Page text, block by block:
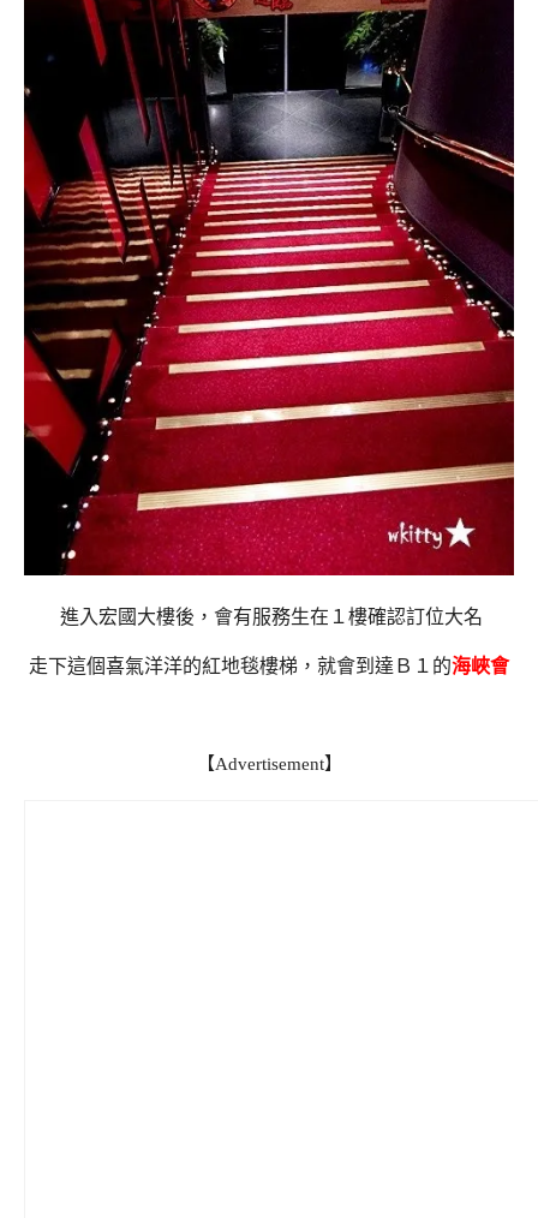
進入宏國大樓後，會有服務生在１樓確認訂位大名
走下這個喜氣洋洋的紅地毯樓梯，就會到達Ｂ１的海峽會
【Advertisement】